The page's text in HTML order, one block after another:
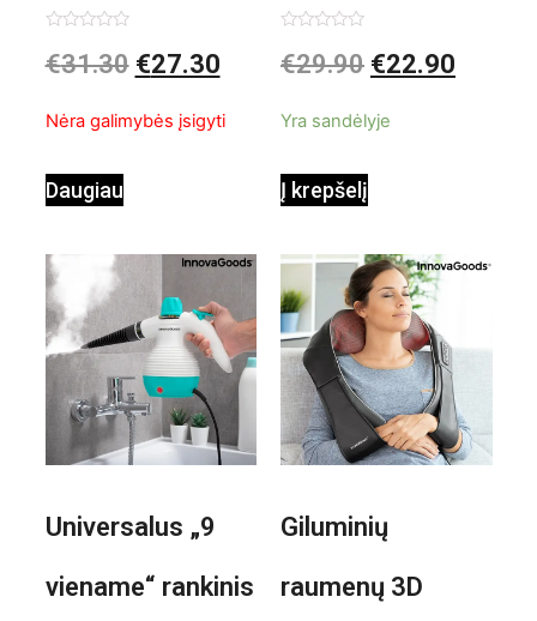
valiklis Klinmag
0
iš
€31.30 €27.30
Nėra galimybės įsigyti
Daugiau
Baltai pilkas
0
iš
€29.90 €22.90
Yra sandėlyje
Į krepšelį
Universalus „9
viename“ rankinis
Giluminių
raumenų 3D